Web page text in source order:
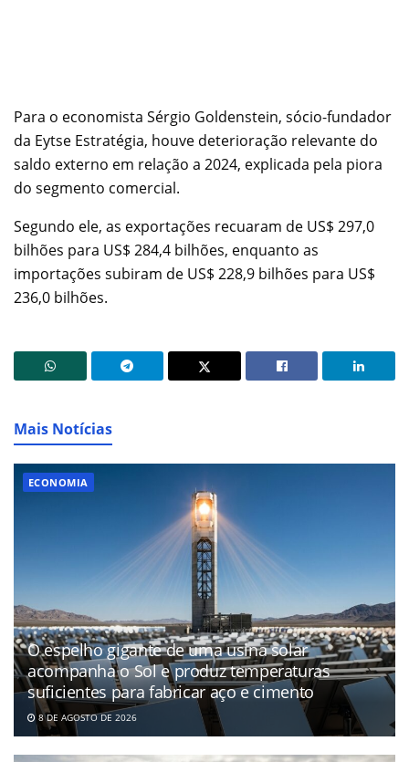
Para o economista Sérgio Goldenstein, sócio-fundador
da Eytse Estratégia, houve deterioração relevante do
saldo externo em relação a 2024, explicada pela piora
do segmento comercial.
Segundo ele, as exportações recuaram de US$ 297,0
bilhões para US$ 284,4 bilhões, enquanto as
importações subiram de US$ 228,9 bilhões para US$
236,0 bilhões.
Mais Notícias
ECONOMIA
O espelho gigante de uma usina solar
acompanha o Sol e produz temperaturas
suficientes para fabricar aço e cimento
8 DE AGOSTO DE 2026